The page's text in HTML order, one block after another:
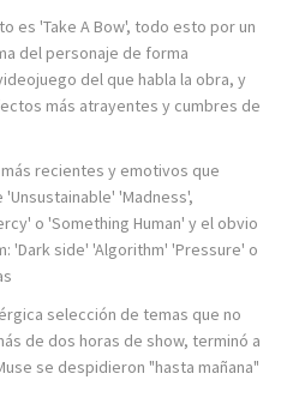
es 'Take A Bow', todo esto por un
del personaje de forma
del que habla la obra, y
más atrayentes y cumbres de
recientes y emotivos que
'Madness',
o 'Something Human' y el obvio
'Dark side' 'Algorithm' 'Pressure' o
selección de temas que no
de dos horas de show, terminó a
se despidieron "hasta mañana"